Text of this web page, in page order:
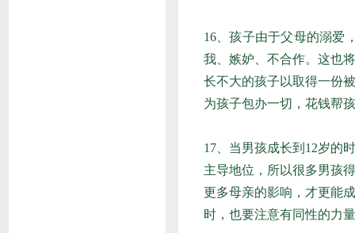
16、孩子由于父母的溺爱
我、嫉妒、不合作。这也
长不大的孩子以取得一份
为孩子包办一切，花钱帮
17、当男孩成长到12岁的
主导地位，所以很多男孩
更多母亲的影响，才更能
时，也要注意有同性的力